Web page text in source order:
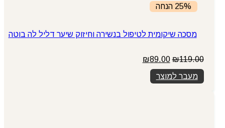
25% הנחה
מסכה שיקומית לטיפול בנשירה וחיזוק שיער דליל לה בוטה
₪119.00
המחיר
המקורי
היה:
₪119.00.
₪89.00
מעבר למוצר